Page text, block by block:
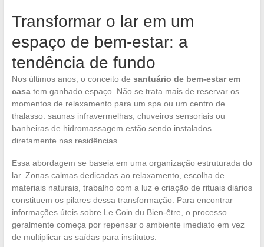
Transformar o lar em um
espaço de bem-estar: a
tendência de fundo
Nos últimos anos, o conceito de santuário de bem-estar em
casatem ganhado espaço. Não se trata mais de reservar os
momentos de relaxamento para um spa ou um centro de
thalasso: saunas infravermelhas, chuveiros sensoriais ou
banheiras de hidromassagem estão sendo instalados
diretamente nas residências.
Essa abordagem se baseia em uma organização estruturada do
lar. Zonas calmas dedicadas ao relaxamento, escolha de
materiais naturais, trabalho com a luz e criação de rituais diários
constituem os pilares dessa transformação. Para encontrar
informações úteis sobre Le Coin du Bien-être, o processo
geralmente começa por repensar o ambiente imediato em vez
de multiplicar as saídas para institutos.